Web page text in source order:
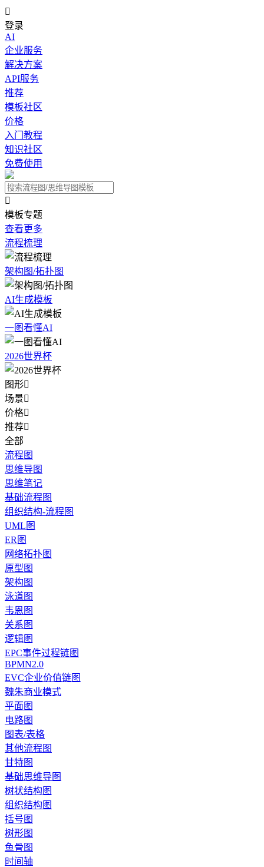

登录
AI
企业服务
解决方案
API服务
推荐
模板社区
价格
入门教程
知识社区
免费使用

模板专题
查看更多
流程梳理
架构图/拓扑图
AI生成模板
一图看懂AI
2026世界杯
图形
场景
价格
推荐
全部
流程图
思维导图
思维笔记
基础流程图
组织结构-流程图
UML图
ER图
网络拓扑图
原型图
架构图
泳道图
韦恩图
关系图
逻辑图
EPC事件过程链图
BPMN2.0
EVC企业价值链图
魏朱商业模式
平面图
电路图
图表/表格
其他流程图
甘特图
基础思维导图
树状结构图
组织结构图
括号图
树形图
鱼骨图
时间轴